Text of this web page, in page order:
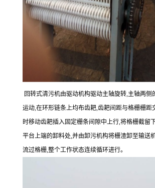
回转式清污机由驱动机构驱动主轴旋转,主轴两侧
运动,在环形链条上均布齿耙,齿耙间距与格栅栅距
时移动齿耙插入固定栅条间隙中上行,将格栅截留
平台上端的卸料处,并由卸污机构将栅渣卸至输送
流过格栅,整个工作状态连续循环进行。